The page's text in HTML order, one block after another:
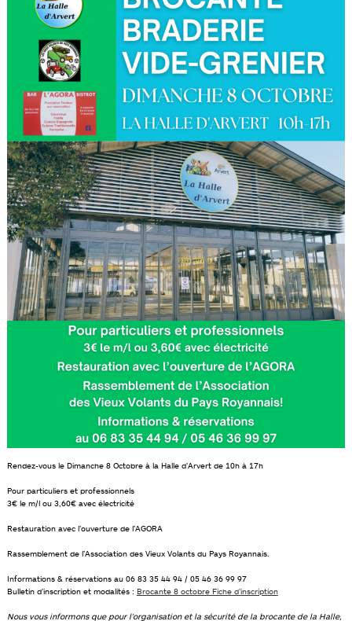
Rendez-vous le Dimanche 8 Octobre à la Halle d’Arvert de 10h à 17h
Pour particuliers et professionnels
3€ le m/l ou 3,60€ avec électricité
Restauration avec l’ouverture de l’AGORA
Rassemblement de l’Association des Vieux Volants du Pays Royannais.
Informations & réservations au 06 83 35 44 94 / 05 46 36 99 97
Bulletin d’inscription et modalités : Brocante 8 octobre Fiche d’inscription
Nous vous informons que pour l’organisation et la sécurité de la brocante de la Halle,